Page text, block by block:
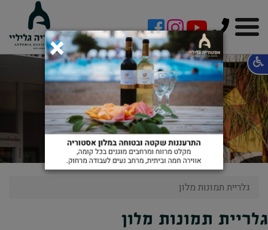
תמונות המלון
וסביבותיו
גלריית תמונות מלון
גלריית תמונות מלון
×